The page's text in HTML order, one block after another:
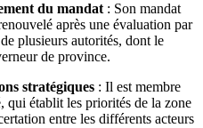
du mandat: Son mandat
après une évaluation par
plusieurs autorités, dont le
de province.
stratégiques : Il est membre
qui établit les priorités de la zone
entre les différents acteurs